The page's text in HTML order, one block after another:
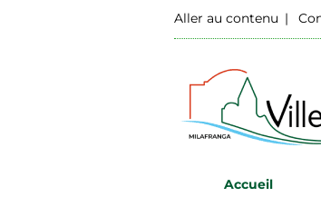
Aller au contenu
Accueil